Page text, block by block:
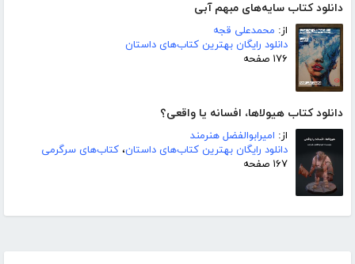
دانلود کتاب سایه‌های مبهم آبی
از: محمدعلی قجه
دانلود رایگان بهترین کتاب‌های داستان
۱۷۶ صفحه
دانلود کتاب هیولاها، افسانه یا واقعی؟
از: امیرابوالفضل هنرمند
دانلود رایگان بهترین کتاب‌های داستان، کتاب‌های سرگرمی
۱۶۷ صفحه